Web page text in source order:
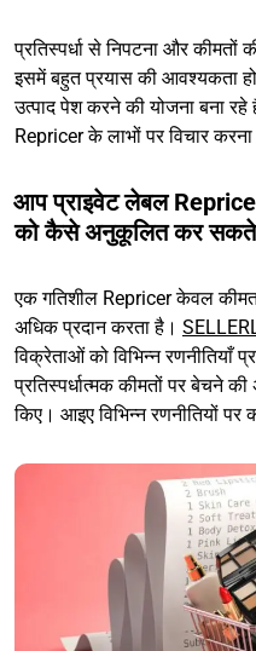
प्रतिस्पर्धा से निपटना और
इसमें बहुत प्रयास की आवश्यकता
उत्पाद पेश करने की योजना बना
Repricer के लाभों पर विचार
आप प्राइवेट लेबल
को कैसे अनुकूलित कर
एक गतिशील Repricer केवल
अधिक प्रदान करता है।
विक्रेताओं को विभिन्न रणनीतियाँ
प्रतिस्पर्धात्मक कीमतों पर बेचने की
किए। आइए विभिन्न रणनीतियों